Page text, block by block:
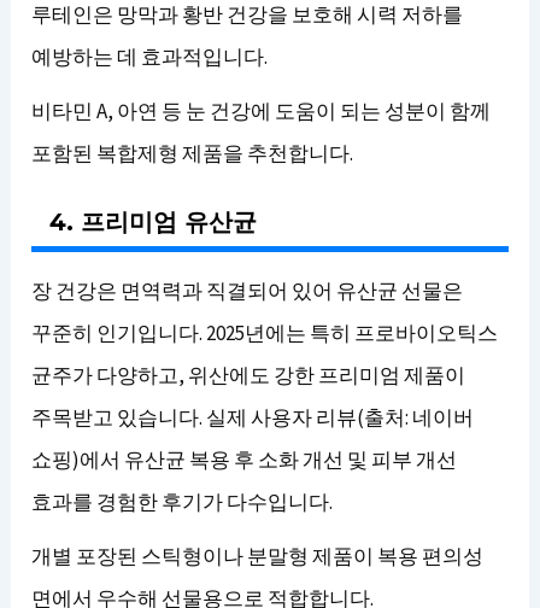
루테인은 망막과 황반 건강을 보호해 시력 저하를
예방하는 데 효과적입니다.
비타민 A, 아연 등 눈 건강에 도움이 되는 성분이 함께
포함된 복합제형 제품을 추천합니다.
4. 프리미엄 유산균
장 건강은 면역력과 직결되어 있어 유산균 선물은
꾸준히 인기입니다. 2025년에는 특히 프로바이오틱스
균주가 다양하고, 위산에도 강한 프리미엄 제품이
주목받고 있습니다. 실제 사용자 리뷰(출처: 네이버
쇼핑)에서 유산균 복용 후 소화 개선 및 피부 개선
효과를 경험한 후기가 다수입니다.
개별 포장된 스틱형이나 분말형 제품이 복용 편의성
면에서 우수해 선물용으로 적합합니다.